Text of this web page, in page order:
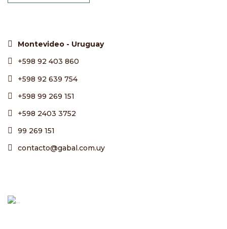
Montevideo - Uruguay
+598 92 403 860
+598 92 639 754
+598 99 269 151
+598 2403 3752
99 269 151
contacto@gabal.com.uy